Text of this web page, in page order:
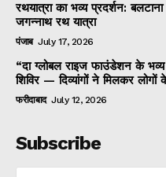
रथयात्रा का भव्य प्रदर्शन:
जगन्नाथ रथ यात्रा
पंजाब July 17, 2026
“दा ग्लोबल राइज फाउंडेशन के
शिविर — दिव्यांगों ने मिलकर
फरीदाबाद July 12, 2026
Subscribe